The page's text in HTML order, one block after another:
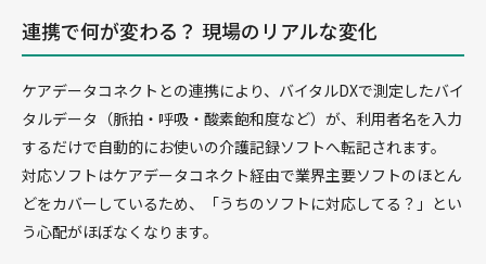
連携で何が変わる？ 現場のリアルな変化
ケアデータコネクトとの連携により、バイタルDXで測定したバイ
タルデータ（脈拍・呼吸・酸素飽和度など）が、利用者名を入力
するだけで自動的にお使いの介護記録ソフトへ転記されます。
対応ソフトはケアデータコネクト経由で業界主要ソフトのほとん
どをカバーしているため、「うちのソフトに対応してる？」とい
う心配がほぼなくなります。